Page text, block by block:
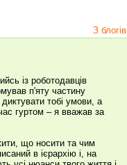
З блогів
із роботодавців
п'яту частину
тобі умови, а
гуртом – я вважав за
що носити та чим
в ієрархію і, на